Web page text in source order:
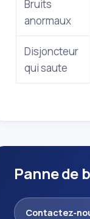
Bruits
anormaux
Disjoncteur
qui saute
Panne de